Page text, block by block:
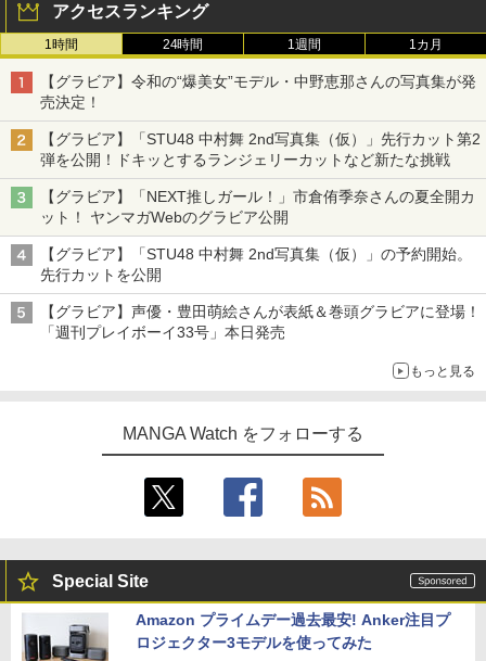
アクセスランキング
1時間 24時間 1週間 1カ月
【グラビア】令和の“爆美女”モデル・中野恵那さんの写真集が発
売決定！
【グラビア】「STU48 中村舞 2nd写真集（仮）」先行カット第2
弾を公開！ドキッとするランジェリーカットなど新たな挑戦
【グラビア】「NEXT推しガール！」市倉侑季奈さんの夏全開カ
ット！ ヤンマガWebのグラビア公開
【グラビア】「STU48 中村舞 2nd写真集（仮）」の予約開始。
先行カットを公開
【グラビア】声優・豊田萌絵さんが表紙＆巻頭グラビアに登場！
「週刊プレイボーイ33号」本日発売
もっと見る
MANGA Watch をフォローする
Special Site
Amazon プライムデー過去最安! Anker注目プ
ロジェクター3モデルを使ってみた